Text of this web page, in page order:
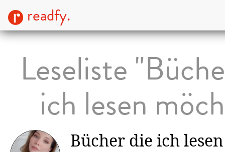
readfy.
Leseliste
ich lesen
Bücher die ich